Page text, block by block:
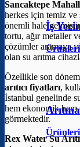
İş
Sancaktepe
herkes için temiz ve
önemli hale
tortu, ağır metaller
çözümler aramaya
olan su arıtma
Özellikle son
arıtıcı fiyatları,
İstanbul genelinde
hem ekonomik
görmektedir.
Rex Water Su